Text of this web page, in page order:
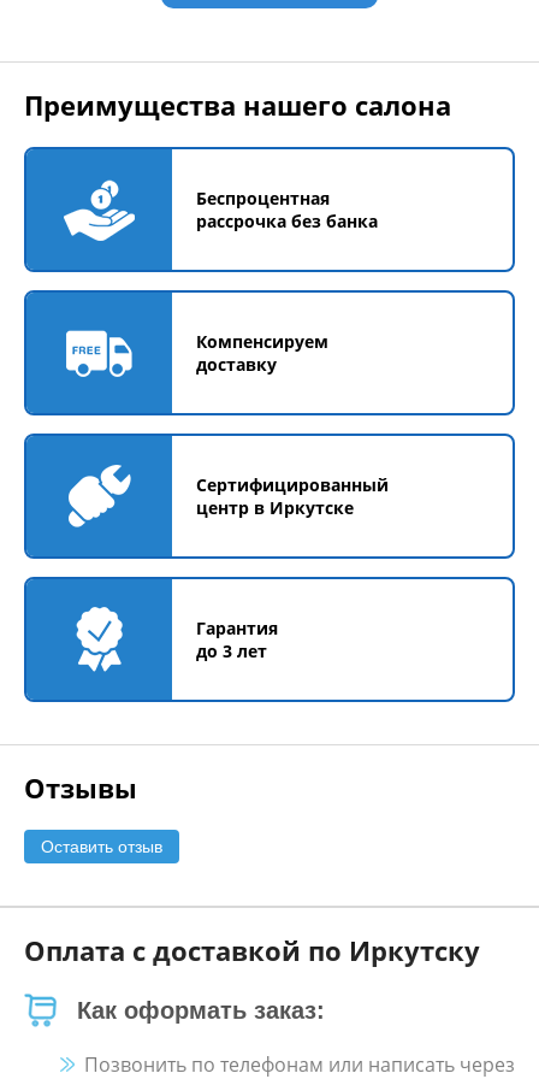
Преимущества нашего салона
Беспроцентная
рассрочка без банка
Компенсируем
доставку
Сертифицированный
центр в Иркутске
Гарантия
до 3 лет
Отзывы
Оставить отзыв
Оплата с доставкой по Иркутску
Как оформать заказ:
Позвонить по телефонам или написать через